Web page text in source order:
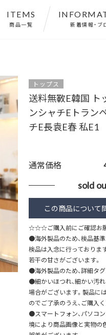
ITEMS
商品一覧 新着情報・ブ
トップス
送料無斁E韓国 ト
ンシャチEトラン
チE長袁E春 私E1
通常価格
sold
☆☆☆ご購入前にご確認
●海外製品のため、検品基
検品は入念に行っておりま
若干の甘さがございます。
●海外製品のため、詳細タグ
●細かいほつれ、細かい汚
場合がございます。製品に
のでご了承のうえ、ご購入く
●スマートフォン、パソコ
境により商品画像と実物の